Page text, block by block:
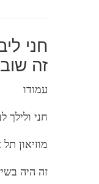
חני
זה שוב
עמודו
חני ולילך
מוזיאון
זה היה